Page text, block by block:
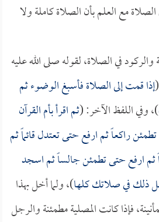
مع العلم بأن الصلاة كاملة ولا
في الصلاة، لقوله صلى الله عليه
إذا قمت إلى الصلاة فأسبغ الوضوء ثم
)، وفي اللفظ الآخر: (ثم اقرأ بأم القرآن
راكعاً ثم ارفع حتى تعتدل قائماً ثم
ارفع حتى تطمئن جالساً ثم اسجد
ذلك في صلاتك كلها)، ولما أخل بهذا
فإذا كانت المصلية مطمئنة والرجل